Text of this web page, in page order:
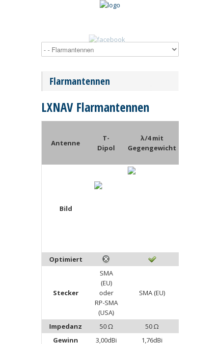
Flarmantennen
LXNAV Flarmantennen
Antenne
T-
Dipol
λ/4 mit
Gegengewicht
Bild
Optimiert
Stecker
SMA
(EU)
oder
RP-SMA
(USA)
SMA (EU)
Impedanz 50 Ω 50 Ω
Gewinn
3,00dBi 1,76dBi